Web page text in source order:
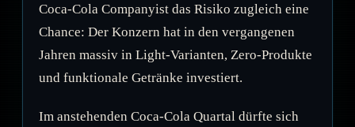
Coca-Cola Companyist das Risiko zugleich eine
Chance: Der Konzern hat in den vergangenen
Jahren massiv in Light-Varianten, Zero-Produkte
und funktionale Getränke investiert.
Im anstehenden Coca-Cola Quartal dürfte sich